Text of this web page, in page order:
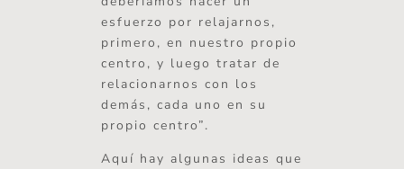
esfuerzo por relajarnos,
primero, en nuestro propio
centro, y luego tratar de
relacionarnos con los
demás, cada uno en su
propio centro”.
Aquí hay algunas ideas que